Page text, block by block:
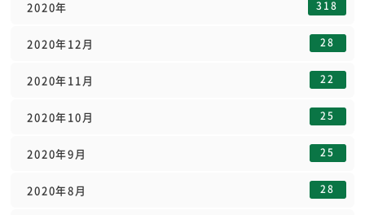
2020年 318
2020年12月 28
2020年11月 22
2020年10月 25
2020年9月 25
2020年8月 28